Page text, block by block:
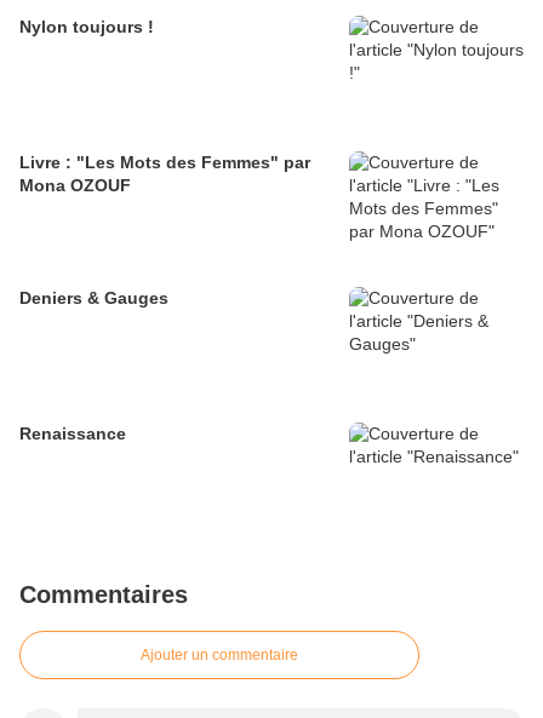
Nylon toujours !
Livre : "Les Mots des Femmes" par
Mona OZOUF
Deniers & Gauges
Renaissance
Commentaires
Ajouter un commentaire